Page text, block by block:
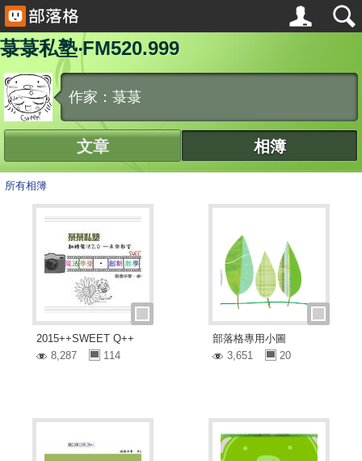
菉菉私塾‧FM520.999
作家：菉菉
文章 相簿
所有相簿
2015++SWEET Q++
8,287
114
部落格專用小圖
3,651
20